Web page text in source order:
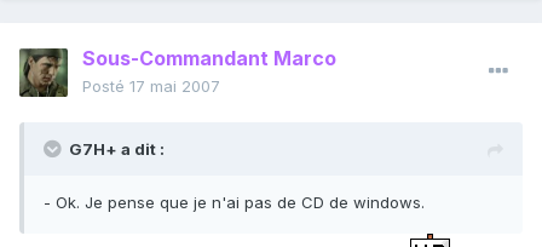
Sous-Commandant Marco
Posté 17 mai 2007
G7H+ a dit :
- Ok. Je pense que je n'ai pas de CD de windows.